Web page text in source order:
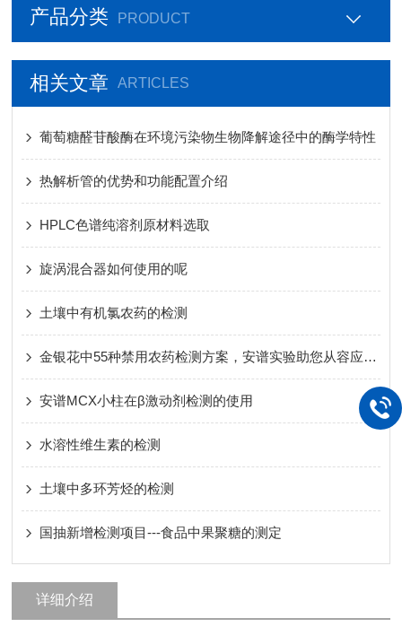
产品分类 PRODUCT
相关文章 ARTICLES
葡萄糖醛苷酸酶在环境污染物生物降解途径中的酶学特性
热解析管的优势和功能配置介绍
HPLC色谱纯溶剂原材料选取
旋涡混合器如何使用的呢
土壤中有机氯农药的检测
金银花中55种禁用农药检测方案，安谱实验助您从容应对2020版中国药典
安谱MCX小柱在β激动剂检测的使用
水溶性维生素的检测
土壤中多环芳烃的检测
国抽新增检测项目---食品中果聚糖的测定
详细介绍